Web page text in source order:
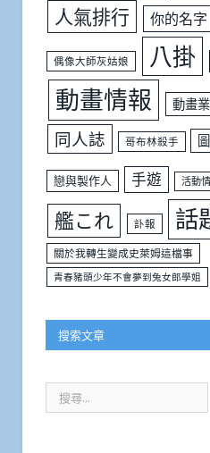
人氣排行 你的名字
偶像大師灰姑娘 八掛
動畫情報 動畫
同人誌 哥布林殺手
戀與製作人 手遊 活動
艦これ 訃報 話
關於我轉生變成史萊姆這檔事
青春豬頭少年不會夢到兔女郎學姐
搜索文章